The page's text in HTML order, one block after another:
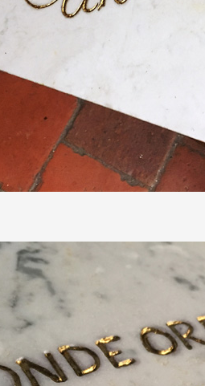
à Z
par année
vidéos